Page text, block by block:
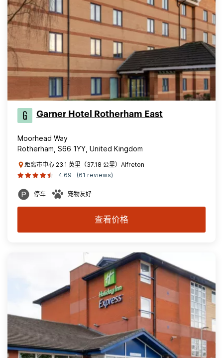
Garner Hotel Rotherham East
Moorhead Way
Rotherham, S66 1YY, United Kingdom
距离市中心 23.1 英里（37.18 公里）Alfreton
4.69
(61 reviews)
停车 宠物友好
查看价格